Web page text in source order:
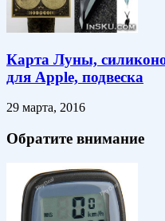
Карта Луны,
для Apple, подвеска
29 марта, 2016
Обратите внимание